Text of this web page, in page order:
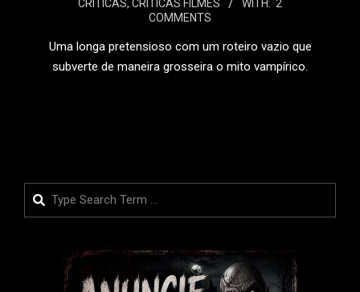
CRÍTICAS, CRÍTICAS FILMES WITH: 2
COMMENTS
Uma longa pretensioso com um roteiro vazio que
subverte de maneira grosseira o mito vampírico.
Search